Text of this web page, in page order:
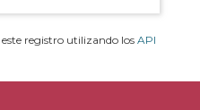
registro utilizando losAPI